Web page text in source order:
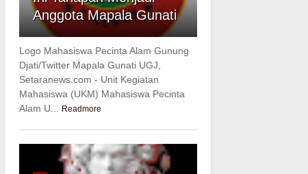
Anggota Mapala Gunati
Logo Mahasiswa Pecinta Alam Gunung
Djati/Twitter Mapala Gunati UGJ,
Setaranews.com - Unit Kegiatan
Mahasiswa (UKM) Mahasiswa Pecinta
Alam U...
Readmore